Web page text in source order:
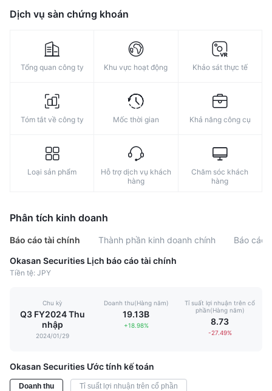
Dịch vụ sàn chứng khoán
Tổng quan công ty Khu vực hoạt động Khảo sát thực tế
Tóm tắt về công ty Mốc thời gian Khả năng công cụ
Loại sản phẩm
Hỗ trợ dịch vụ khách
hàng
Chăm sóc khách
hàng
Phân tích kinh doanh
Báo cáo tài chính Thành phần kinh doanh chính
Báo cáo
Okasan Securities Lịch báo cáo tài chính
Tiền tệ: JPY
Chu kỳ
Q3 FY2024 Thu
nhập
2024/01/29
Doanh thu(Hàng năm)
19.13B
+18.98%
Tỉ suất lợi nhuận trên cổ
phần(Hàng năm)
8.73
-27.49%
Okasan Securities Ước tính kế toán
Doanh thu Tỉ suất lợi nhuận trên cổ phần